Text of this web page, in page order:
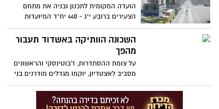
הועדה המקומית לתכנון ובניה את מתחם
הצעירים ברובע י"ג - 440 יח"ד המיועדות
להשכרה לצעירים. כך ייראה הפרויקט, שייבנה
בצמוד למתחם הקאנטרי. צפי שווק בתחילת
שנת 2020
השכונה הוותיקה באשדוד תעבור
מהפך
על צומת ההסתדרות, ז'בוטינסקי והראשונים
מסביב לאצטדיון, יוקמו מגדלים מודרנים בני
10-24 קומות שיחדשו את השכונה מהוותיקות
והמתפוררות בעיר. אלו בנוסף לפינוי
האצטדיון הישן (בעתיד) יצרו שכונה חדשה